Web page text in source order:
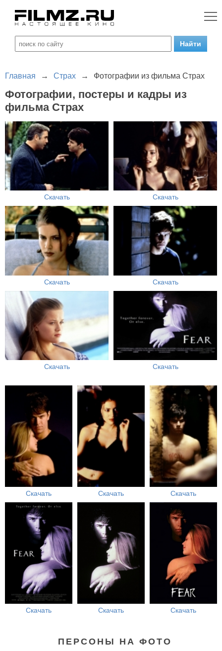
Главная → Страх → Фотографии из фильма Страх
Фотографии, постеры и кадры из
фильма Страх
Скачать Скачать
Скачать Скачать
Скачать Скачать
Скачать Скачать Скачать
Скачать Скачать Скачать
ПЕРСОНЫ НА ФОТО